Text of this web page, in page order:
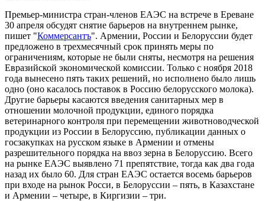
Премьер-министра стран-членов ЕАЭС на встрече в Ереване
30 апреля обсудят снятие барьеров на внутреннем рынке,
пишет "Коммерсантъ". Армении, России и Белоруссии будет
предложено в трехмесячный срок принять меры по
ограничениям, которые не были сняты, несмотря на решения
Евразийской экономической комиссии. Только с ноября 2018
года вынесено пять таких решений, но исполнено было лишь
одно (оно касалось поставок в Россию белорусского молока).
Другие барьеры касаются введения санитарных мер в
отношении молочной продукции, единого порядка
ветеринарного контроля при перемещении животноводческой
продукции из России в Белоруссию, публикации данных о
госзакупках на русском языке в Армении и отмены
разрешительного порядка на ввоз зерна в Белоруссию. Всего
на рынке ЕАЭС выявлено 71 препятствие, тогда как два года
назад их было 60. Для стран ЕАЭС остается восемь барьеров
при входе на рынок Росси, в Белоруссии – пять, в Казахстане
и Армении – четыре, в Киргизии – три.